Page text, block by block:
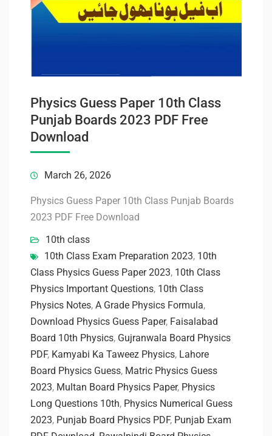
Physics Guess Paper 10th Class
Punjab Boards 2023 PDF Free
Download
March 26, 2026
Physics Guess Paper 10th Class Punjab Boards
2023 PDF Free Download
10th class
10th Class Exam Preparation 2023, 10th
Class Physics Guess Paper 2023, 10th Class
Physics Important Questions, 10th Class
Physics Notes, A Grade Physics Formula,
Download Physics Guess Paper, Faisalabad
Board 10th Physics, Gujranwala Board Physics
PDF, Kamyabi Ka Taweez Physics, Lahore
Board Physics Guess, Matric Physics Guess
2023, Multan Board Physics Paper, Physics
Long Questions 10th, Physics Numerical Guess
2023, Punjab Board Physics PDF, Punjab Exam